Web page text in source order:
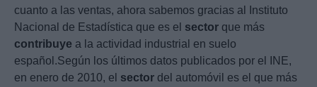
cuanto a las ventas, ahora sabemos gracias al Instituto
Nacional de Estadística que es el sector que más
contribuye a la actividad industrial en suelo
español.Según los últimos datos publicados por el INE,
en enero de 2010, el sector del automóvil es el que más